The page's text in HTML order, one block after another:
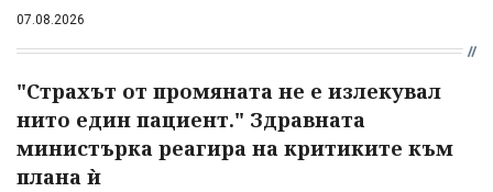
07.08.2026
"Страхът от промяната не е излекувал
нито един пациент." Здравната
министърка реагира на критиките към
плана ѝ